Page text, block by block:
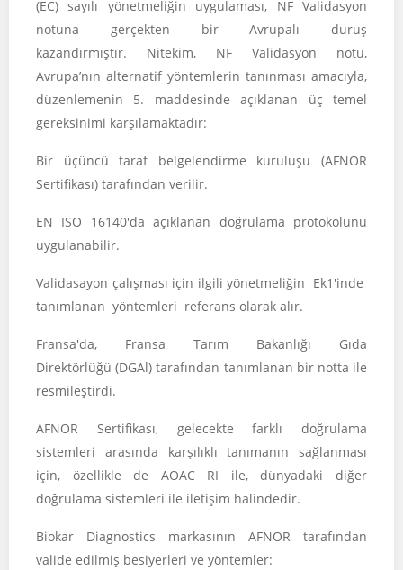
(EC) sayılı yönetmeliğin uygulaması, NF Validasyon
notuna gerçekten bir Avrupalı duruş
kazandırmıştır. Nitekim, NF Validasyon notu,
Avrupa’nın alternatif yöntemlerin tanınması amacıyla,
düzenlemenin 5. maddesinde açıklanan üç temel
gereksinimi karşılamaktadır:
Bir üçüncü taraf belgelendirme kuruluşu (AFNOR
Sertifikası) tarafından verilir.
EN ISO 16140'da açıklanan doğrulama protokolünü
uygulanabilir.
Validasayon çalışması için ilgili yönetmeliğin Ek1'inde
tanımlanan yöntemleri referans olarak alır.
Fransa'da, Fransa Tarım Bakanlığı Gıda
Direktörlüğü (DGAl) tarafından tanımlanan bir notta ile
resmileştirdi.
AFNOR Sertifikası, gelecekte farklı doğrulama
sistemleri arasında karşılıklı tanımanın sağlanması
için, özellikle de AOAC RI ile, dünyadaki diğer
doğrulama sistemleri ile iletişim halindedir.
Biokar Diagnostics markasının AFNOR tarafından
valide edilmiş besiyerleri ve yöntemler: